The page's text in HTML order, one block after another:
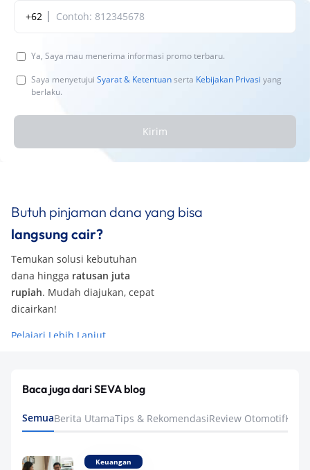
+62
Ya, Saya mau menerima informasi promo terbaru.
Saya menyetujui Syarat & Ketentuanserta Kebijakan Privasi yang
berlaku.
Kirim
Butuh pinjaman dana yang bisa
langsung cair?
Temukan solusi kebutuhan
dana hingga ratusan juta
rupiah. Mudah diajukan, cepat
dicairkan!
Pelajari Lebih Lanjut
Baca juga dari SEVA blog
SemuaBerita UtamaTips & RekomendasiReview Otomotif
Keuangan